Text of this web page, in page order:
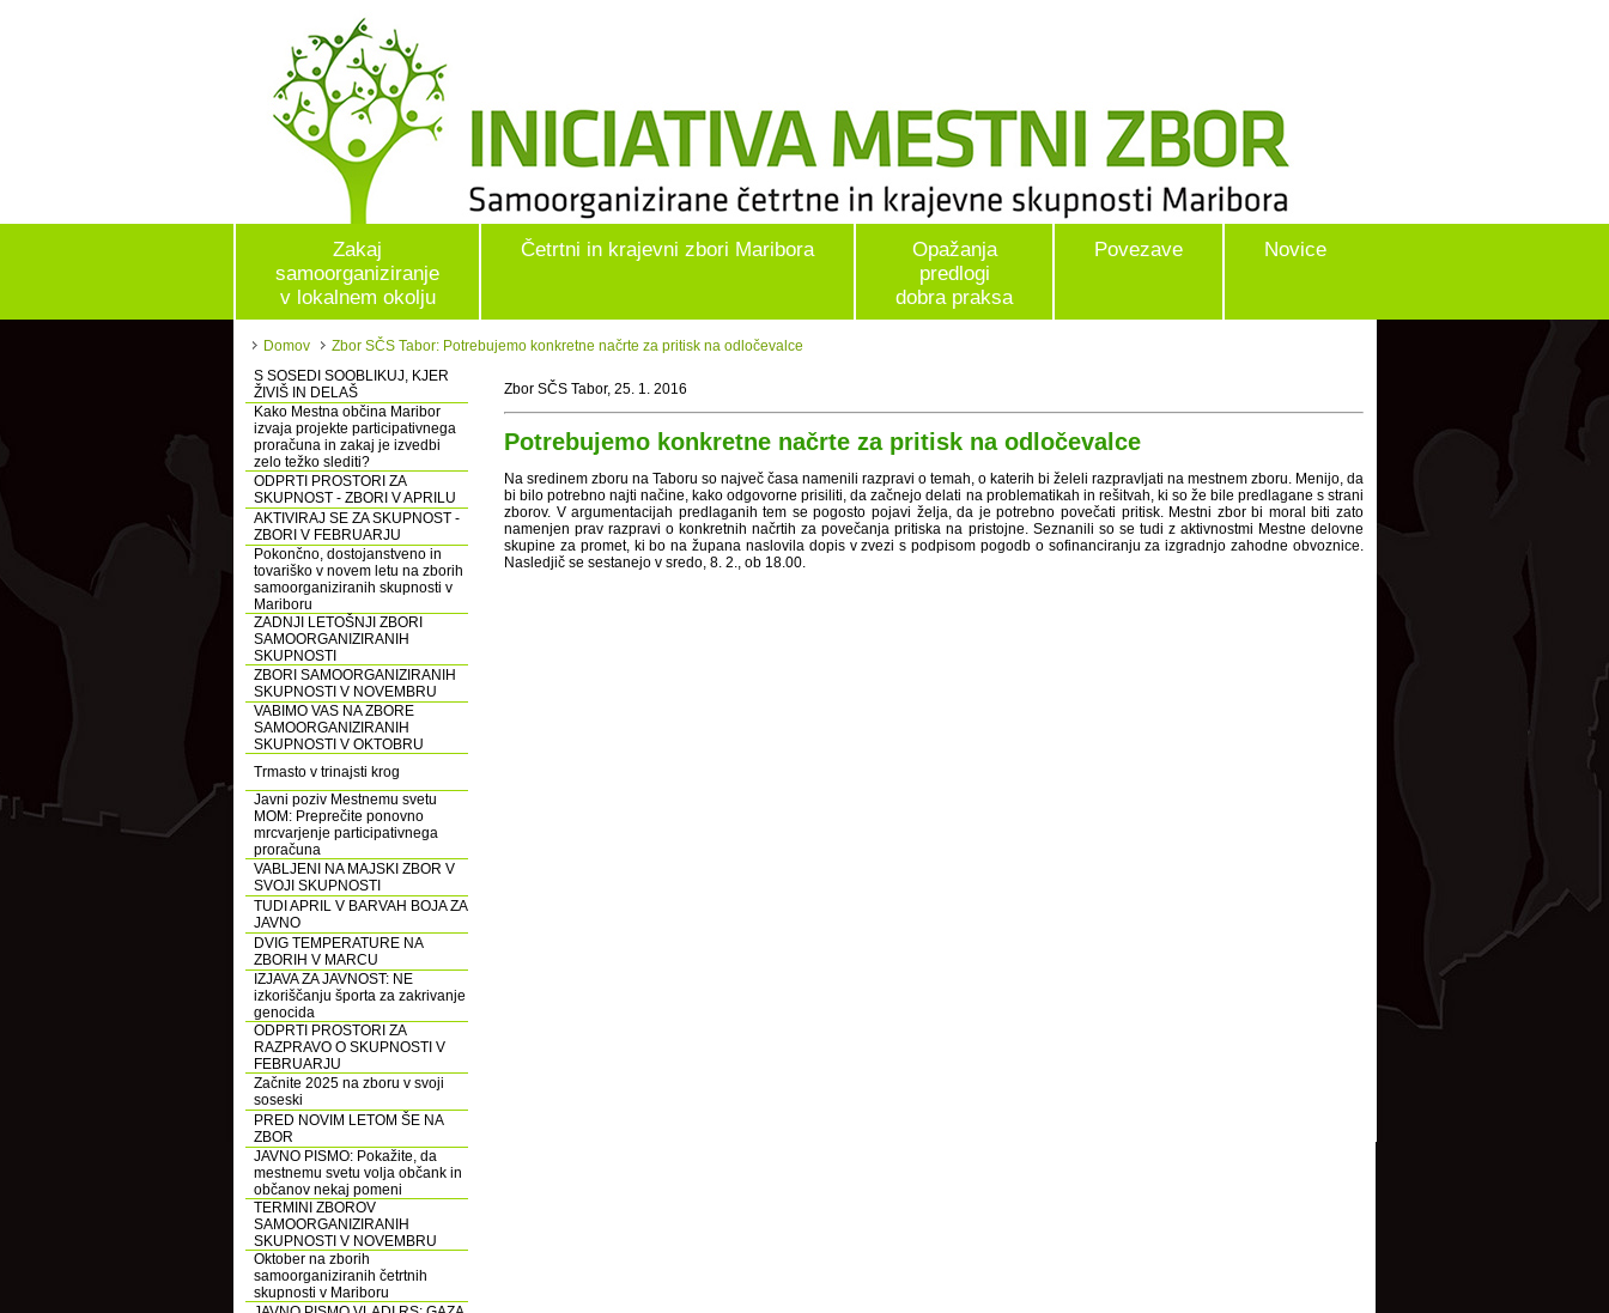
Zakaj
samoorganiziranje
v lokalnem okolju
Četrtni in krajevni zbori Maribora
Opažanja
predlogi
dobra praksa
Povezave Novice
Domov
Zbor SČS Tabor: Potrebujemo konkretne načrte za pritisk na odločevalce
S SOSEDI SOOBLIKUJ, KJER
ŽIVIŠ IN DELAŠ
Kako Mestna občina Maribor
izvaja projekte participativnega
proračuna in zakaj je izvedbi
zelo težko slediti?
ODPRTI PROSTORI ZA
SKUPNOST - ZBORI V APRILU
AKTIVIRAJ SE ZA SKUPNOST -
ZBORI V FEBRUARJU
Pokončno, dostojanstveno in
tovariško v novem letu na zborih
samoorganiziranih skupnosti v
Mariboru
ZADNJI LETOŠNJI ZBORI
SAMOORGANIZIRANIH
SKUPNOSTI
ZBORI SAMOORGANIZIRANIH
SKUPNOSTI V NOVEMBRU
VABIMO VAS NA ZBORE
SAMOORGANIZIRANIH
SKUPNOSTI V OKTOBRU
Trmasto v trinajsti krog
Javni poziv Mestnemu svetu
MOM: Preprečite ponovno
mrcvarjenje participativnega
proračuna
VABLJENI NA MAJSKI ZBOR V
SVOJI SKUPNOSTI
TUDI APRIL V BARVAH BOJA ZA
JAVNO
DVIG TEMPERATURE NA
ZBORIH V MARCU
IZJAVA ZA JAVNOST: NE
izkoriščanju športa za zakrivanje
genocida
ODPRTI PROSTORI ZA
RAZPRAVO O SKUPNOSTI V
FEBRUARJU
Začnite 2025 na zboru v svoji
soseski
PRED NOVIM LETOM ŠE NA
ZBOR
JAVNO PISMO: Pokažite, da
mestnemu svetu volja občank in
občanov nekaj pomeni
TERMINI ZBOROV
SAMOORGANIZIRANIH
SKUPNOSTI V NOVEMBRU
Oktober na zborih
samoorganiziranih četrtnih
skupnosti v Mariboru
Zbor SČS Tabor, 25. 1. 2016
Potrebujemo konkretne načrte za pritisk na odločevalce
Na sredinem zboru na Taboru so največ časa namenili razpravi o temah, o katerih bi želeli razpravljati na mestnem zboru. Menijo, da
bi bilo potrebno najti načine, kako odgovorne prisiliti, da začnejo delati na problematikah in rešitvah, ki so že bile predlagane s strani
zborov. V argumentacijah predlaganih tem se pogosto pojavi želja, da je potrebno povečati pritisk. Mestni zbor bi moral biti zato
namenjen prav razpravi o konkretnih načrtih za povečanja pritiska na pristojne. Seznanili so se tudi z aktivnostmi Mestne delovne
skupine za promet, ki bo na župana naslovila dopis v zvezi s podpisom pogodb o sofinanciranju za izgradnjo zahodne obvoznice.
Nasledjič se sestanejo v sredo, 8. 2., ob 18.00.